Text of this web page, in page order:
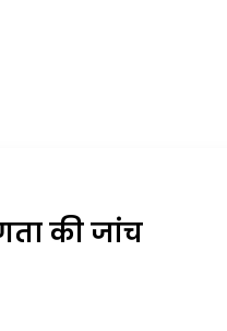
की जांच